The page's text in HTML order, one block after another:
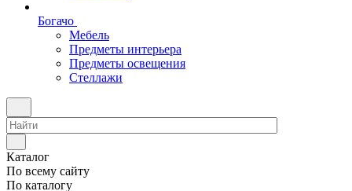
Богачо
Мебель
Предметы интерьера
Предметы освещения
Стеллажи
Каталог
По всему сайту
По каталогу